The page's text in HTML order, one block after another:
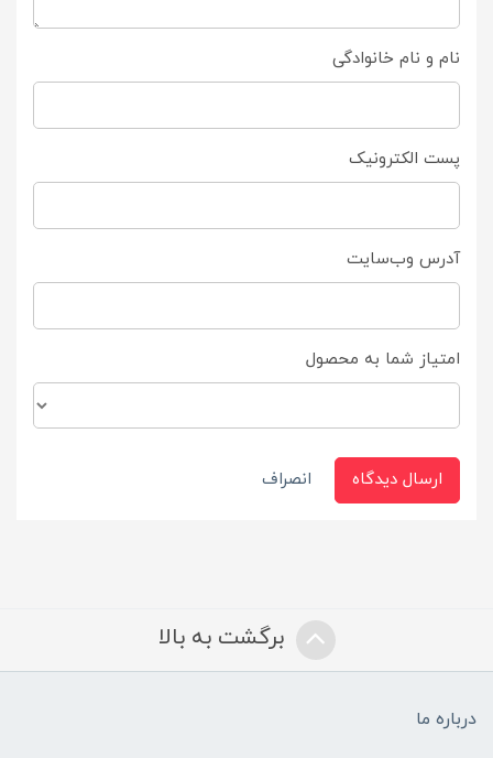
نام و نام خانوادگی
پست الکترونیک
آدرس وب‌سایت
امتیاز شما به محصول
ارسال دیدگاه انصراف
برگشت به بالا
درباره ما